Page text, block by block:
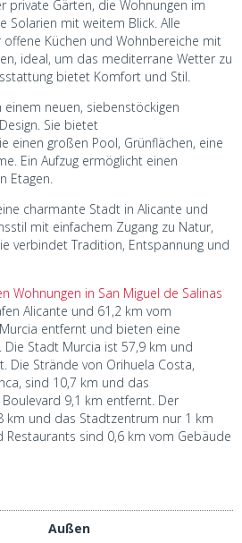
private Gärten, die Wohnungen im
Solarien mit weitem Blick. Alle
offene Küchen und Wohnbereiche mit
ideal, um das mediterrane Wetter zu
bietet Komfort und Stil.
neuen, siebenstöckigen
Sie bietet
einen großen Pool, Grünflächen, eine
Ein Aufzug ermöglicht einen
Etagen.
charmante Stadt in Alicante und
mit einfachem Zugang zu Natur,
verbindet Tradition, Entspannung und
Wohnungen in San Miguel de Salinas
Alicante und 61,2 km vom
entfernt und bieten eine
Die Stadt Murcia ist 57,9 km und
Die Strände von Orihuela Costa,
sind 10,7 km und das
9,1 km entfernt. Der
km und das Stadtzentrum nur 1 km
sind 0,6 km vom Gebäude
Außen